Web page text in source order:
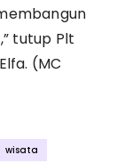
tutup Plt
(MC
wisata